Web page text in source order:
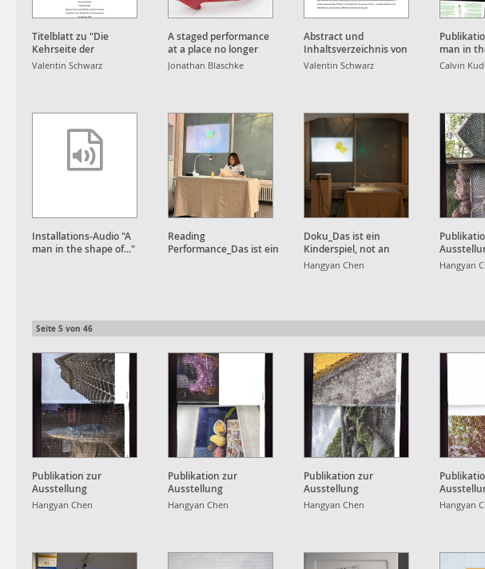
Titelblatt zu "Die
Kehrseite der
Erinnerungskultur"
Valentin Schwarz
A staged performance
at a place no longer
quiet
Jonathan Blaschke
Abstract und
Inhaltsverzeichnis von
"Die Kehrseite der
Valentin Schwarz
man in
Calvin
Installations-Audio "A
man in the shape of..."
Reading
Performance_Das ist ein
Doku_Das ist ein
Kinderspiel, not an
Apple, 也就⼋年
Hangyan Chen Hangyan
Seite 5 von 46
Publikation zur
Ausstellung
Hangyan Chen
Publikation zur
Ausstellung
Hangyan Chen
Publikation zur
Ausstellung
Hangyan Chen Hangyan